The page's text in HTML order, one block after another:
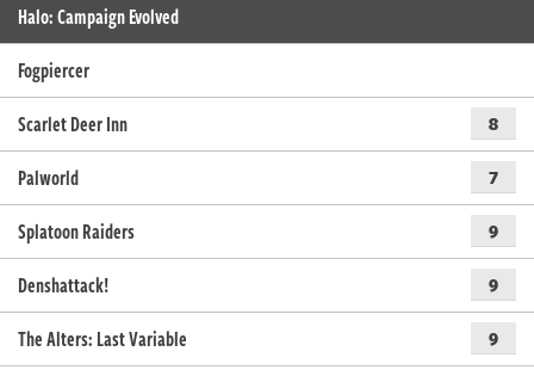
Halo: Campaign Evolved
Fogpiercer
Scarlet Deer Inn
8
Palworld 7
Splatoon Raiders 9
Denshattack! 9
The Alters: Last Variable 9